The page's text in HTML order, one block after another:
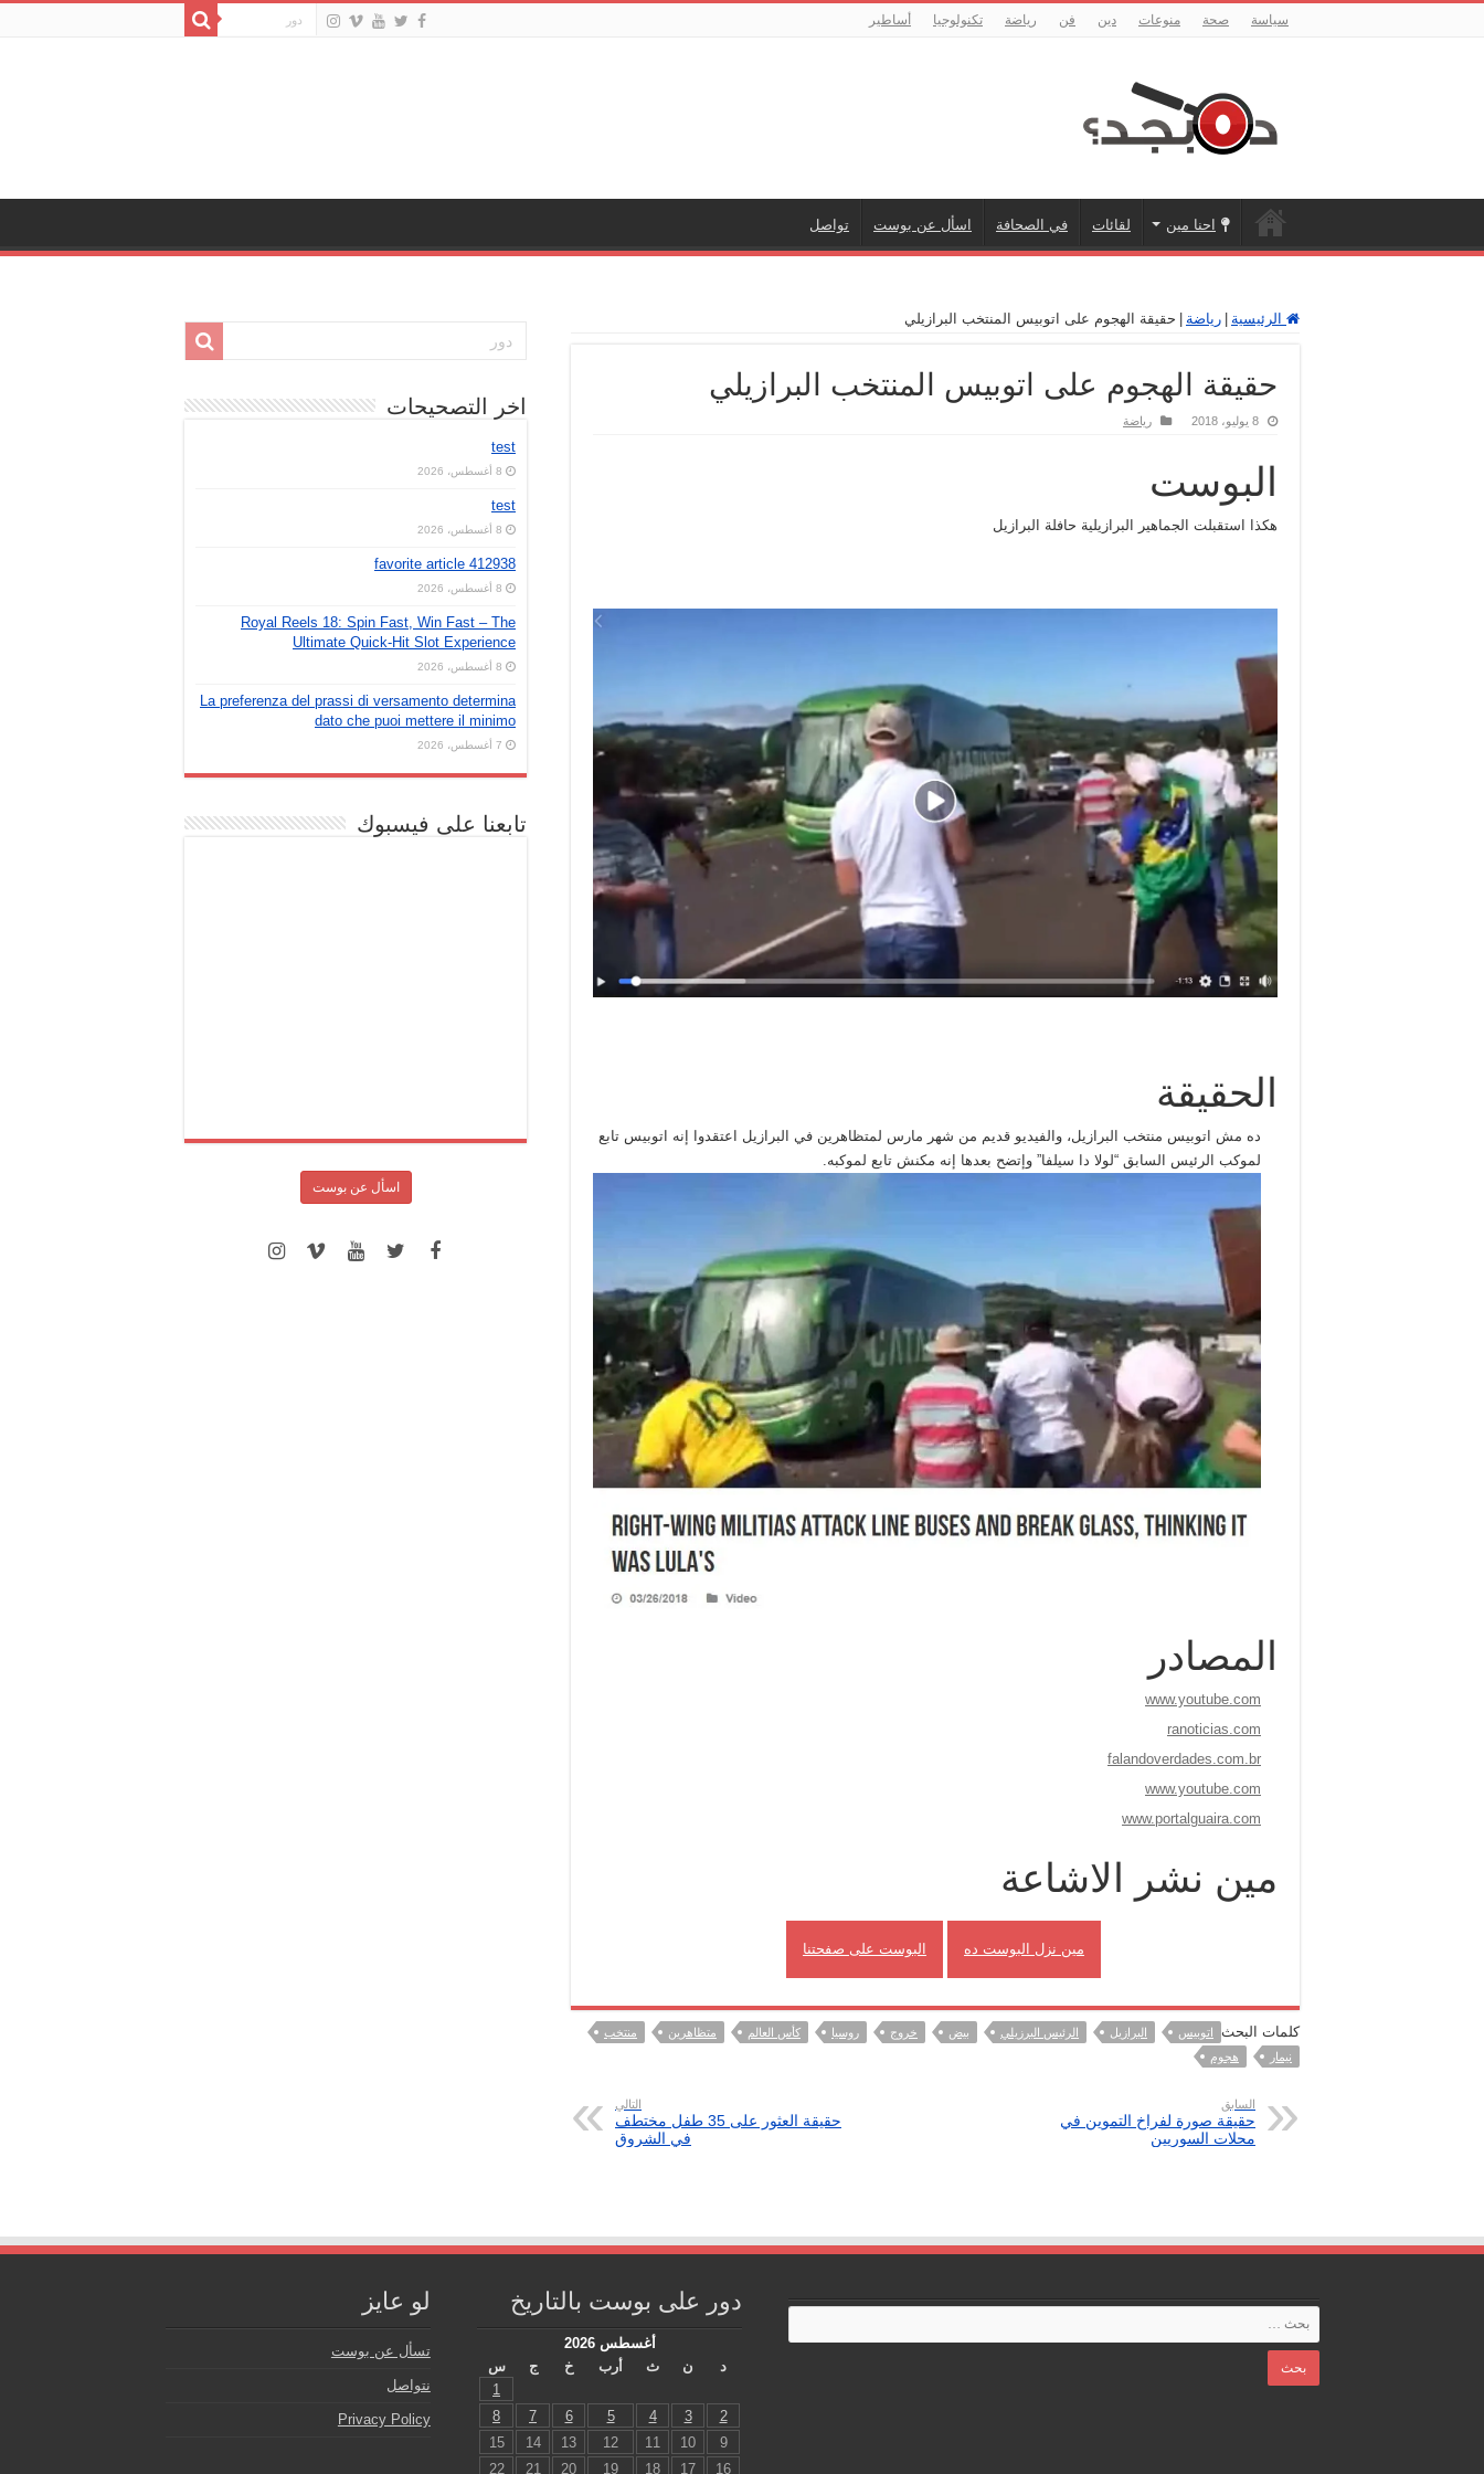
سياسة صحة منوعات دين فن رياضة تكنولوجيا أساطير
احنا مين لقائات في الصحافة اسأل عن بوست تواصل
الرئيسية رياضة حقيقة الهجوم على اتوبيس المنتخب البرازيلي
حقيقة الهجوم على اتوبيس المنتخب البرازيلي
8 يوليو، 2018 رياضة
البوست
هكذا استقبلت الجماهير البرازيلية حافلة البرازيل
الحقيقة
ده مش اتوبيس منتخب البرازيل، والفيديو قديم من شهر مارس لمتظاهرين في البرازيل اعتقدوا إنه اتوبيس تابع
لموكب الرئيس السابق “لولا دا سيلفا” وإتضح بعدها إنه مكنش تابع لموكبه.
المصادر
www.youtube.com
ranoticias.com
falandoverdades.com.br
www.youtube.com
www.portalguaira.com
مين نشر الاشاعة
مين نزل البوست ده البوست على صفحتنا
كلمات البحث اتوبيس البرازيل الرئيس البرزيلي بيض خروج روسيا كأس العالم متظاهرين
منتخب
نيمار
هجوم
السابق
حقيقة صورة لفراخ التموين في
محلات السوريين
التالي
حقيقة العثور على 35 طفل مختطف
في الشروق
اخر التصحيحات
test
8 أغسطس، 2026
test
8 أغسطس، 2026
favorite article 412938
8 أغسطس، 2026
Royal Reels 18: Spin Fast, Win Fast – The
Ultimate Quick‑Hit Slot Experience
8 أغسطس، 2026
La preferenza del prassi di versamento determina
dato che puoi mettere il minimo
7 أغسطس، 2026
تابعنا على فيسبوك
اسأل عن بوست
دور على بوست بالتاريخ
أغسطس 2026
د
ن ث أرب خ ج
س
1
2
3
4
5
6
7
8
9
10
11
12
13
14
15
16
17
18
19
20
21
22
لو عايز
تسأل عن بوست
نتواصل
Privacy Policy